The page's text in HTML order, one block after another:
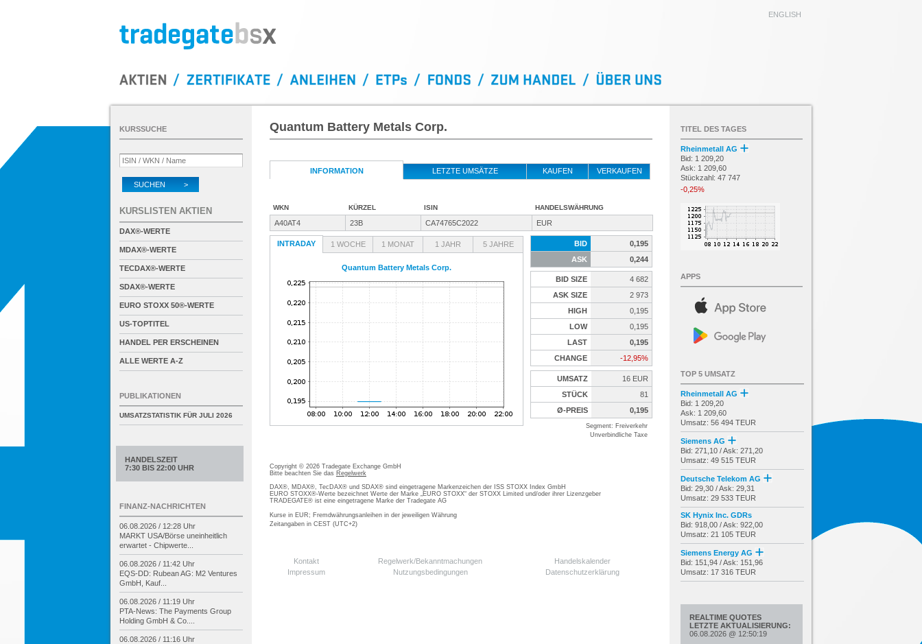
ENGLISH
Quantum Battery Metals Corp.
INFORMATION LETZTE UMSÄTZE KAUFEN VERKAUFEN
WKN KÜRZEL ISIN HANDELSWÄHRUNG
A40AT4 23B CA74765C2022 EUR
INTRADAY 1 WOCHE 1 MONAT 1 JAHR 5 JAHRE
Quantum Battery Metals Corp.
BID
0,195
ASK
0,244
BID SIZE
4 682
ASK SIZE
2 973
HIGH
0,195
LOW
0,195
LAST
0,195
CHANGE
-12,95%
UMSATZ
16 EUR
STÜCK
81
Ø-PREIS
0,195
Segment: Freiverkehr
Unverbindliche Taxe
Copyright © 2026 Tradegate Exchange GmbH
Bitte beachten Sie das Regelwerk
DAX®, MDAX®, TecDAX® und SDAX® sind eingetragene Markenzeichen der ISS STOXX Index GmbH
EURO STOXX®-Werte bezeichnet Werte der Marke „EURO STOXX“ der STOXX Limited und/oder ihrer Lizenzgeber
TRADEGATE® ist eine eingetragene Marke der Tradegate AG
Kurse in EUR; Fremdwährungsanleihen in der jeweiligen Währung
Zeitangaben in CEST (UTC+2)
Kontakt Regelwerk/Bekanntmachungen
Handelskalender
Impressum
Nutzungsbedingungen Datenschutzerklärung
KURSSUCHE
SUCHEN >
KURSLISTEN AKTIEN
DAX®-WERTE
MDAX®-WERTE
TECDAX®-WERTE
SDAX®-WERTE
EURO STOXX 50®-WERTE
US-TOPTITEL
HANDEL PER ERSCHEINEN
ALLE WERTE A-Z
PUBLIKATIONEN
UMSATZSTATISTIK FÜR JULI 2026
HANDELSZEIT
7:30 BIS 22:00 UHR
FINANZ-NACHRICHTEN
06.08.2026 / 12:28 Uhr
MARKT USA/Börse uneinheitlich
erwartet - Chipwerte...
06.08.2026 / 11:42 Uhr
EQS-DD: Rubean AG: M2 Ventures
GmbH, Kauf...
06.08.2026 / 11:19 Uhr
PTA-News: The Payments Group
Holding GmbH & Co....
06.08.2026 / 11:16 Uhr
TITEL DES TAGES
Rheinmetall AG
Bid: 1 209,20
Ask: 1 209,60
Stückzahl: 47 747
-0,25%
APPS
TOP 5 UMSATZ
Rheinmetall AG
Bid: 1 209,20
Ask: 1 209,60
Umsatz: 56 494 TEUR
Siemens AG
Bid: 271,10 / Ask: 271,20
Umsatz: 49 515 TEUR
Deutsche Telekom AG
Bid: 29,30 / Ask: 29,31
Umsatz: 29 533 TEUR
SK Hynix Inc. GDRs
Bid: 918,00 / Ask: 922,00
Umsatz: 21 105 TEUR
Siemens Energy AG
Bid: 151,94 / Ask: 151,96
Umsatz: 17 316 TEUR
REALTIME QUOTES
LETZTE AKTUALISIERUNG:
06.08.2026 @ 12:50:19